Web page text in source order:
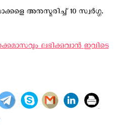
അനുസ്മരിച്ച് 10 സ്വര്‍ഗ്ഗ.
ലഭിക്കുവാന്‍ ഇവിടെ